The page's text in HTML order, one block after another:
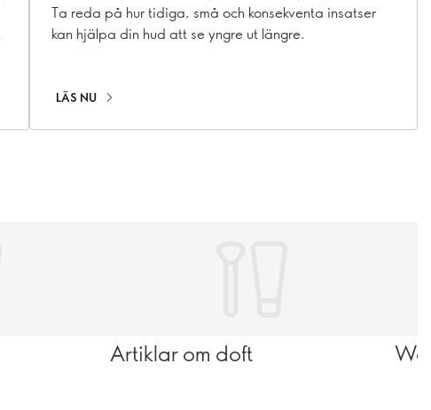
Ta reda på hur tidiga, små och konsekventa insatser
kan hjälpa din hud att se yngre ut längre.
LÄS NU
Artiklar om doft